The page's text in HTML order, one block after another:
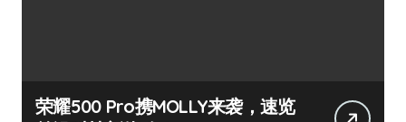
荣耀500 Pro携MOLLY来袭，速览